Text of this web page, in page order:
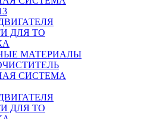
ДЛЯ ТО
МАТЕРИАЛЫ
СИСТЕМА
ДЛЯ ТО